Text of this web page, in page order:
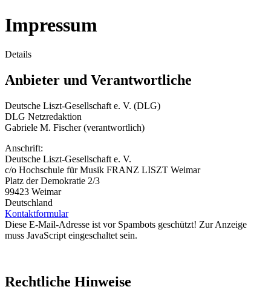
Impressum
Details
Anbieter und Verantwortliche
Deutsche Liszt-Gesellschaft e. V. (DLG)
DLG Netzredaktion
Gabriele M. Fischer (verantwortlich)
Anschrift:
Deutsche Liszt-Gesellschaft e. V.
c/o Hochschule für Musik FRANZ LISZT Weimar
Platz der Demokratie 2/3
99423 Weimar
Deutschland
Kontaktformular
Diese E-Mail-Adresse ist vor Spambots geschützt! Zur Anzeige
muss JavaScript eingeschaltet sein.
Rechtliche Hinweise